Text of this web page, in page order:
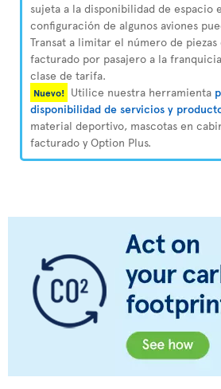
sujeta a la disponibilidad de espacio
configuración de algunos aviones
Transat a limitar el número de piezas
facturado por pasajero a la
clase de tarifa.
Nuevo! Utilice nuestra herramienta
disponibilidad de servicios y
material deportivo, mascotas en
facturado y Option Plus.